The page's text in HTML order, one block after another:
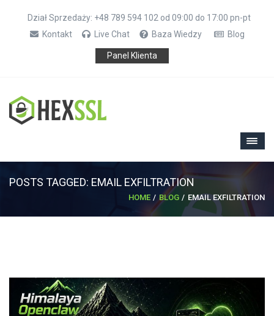
Dział Sprzedaży: +48 789 594 102 od 09:00 do 17:00 pn-pt
Kontakt
Live Chat Baza Wiedzy Blog
Panel Klienta
POSTS TAGGED: EMAIL EXFILTRATION
HOME BLOG EMAIL EXFILTRATION